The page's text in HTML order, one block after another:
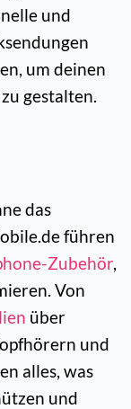
und
um deinen
gestalten.
das
führen
Zubehör,
Von
über
und
alles, was
und